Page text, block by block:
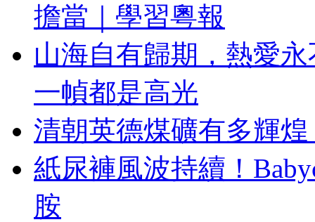
擔當｜學習粵報
山海自有歸期，熱愛
一幀都是高光
清朝英德煤礦有多輝
紙尿褲風波持續！
胺